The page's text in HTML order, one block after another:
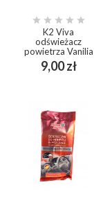
    
K2 Viva
odświeżacz
powietrza Vanilia
9,00 złCena